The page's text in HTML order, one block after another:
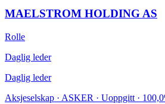
MAELSTROM HOLDING AS
Rolle
Daglig leder
Daglig leder
Aksjeselskap · ASKER · Uoppgitt ·